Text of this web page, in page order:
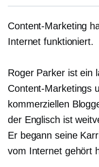
Content-Marketing
Internet funktioniert.
Roger Parker ist ein
Content-Marketings
kommerziellen
der Englisch ist
Er begann seine
vom Internet gehört